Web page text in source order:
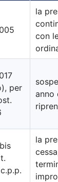
la
con
per
anno
la